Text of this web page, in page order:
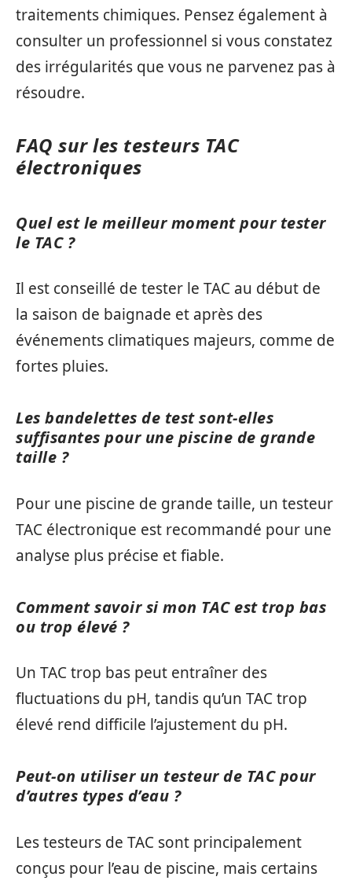
traitements chimiques. Pensez également à
consulter un professionnel si vous constatez
des irrégularités que vous ne parvenez pas à
résoudre.
FAQ sur les testeurs TAC
électroniques
Quel est le meilleur moment pour tester
le TAC ?
Il est conseillé de tester le TAC au début de
la saison de baignade et après des
événements climatiques majeurs, comme de
fortes pluies.
Les bandelettes de test sont-elles
suffisantes pour une piscine de grande
taille ?
Pour une piscine de grande taille, un testeur
TAC électronique est recommandé pour une
analyse plus précise et fiable.
Comment savoir si mon TAC est trop bas
ou trop élevé ?
Un TAC trop bas peut entraîner des
fluctuations du pH, tandis qu’un TAC trop
élevé rend difficile l’ajustement du pH.
Peut-on utiliser un testeur de TAC pour
d’autres types d’eau ?
Les testeurs de TAC sont principalement
conçus pour l’eau de piscine, mais certains